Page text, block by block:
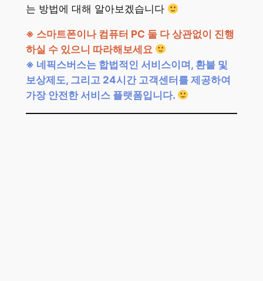
는 방법에 대해 알아보겠습니다
※ 스마트폰이나 컴퓨터 PC 둘 다 상관없이 진행
하실 수 있으니 따라해보세요
※ 네픽스버스는 합법적인 서비스이며, 환불 및
보상제도, 그리고 24시간 고객센터를 제공하여
가장 안전한 서비스 플랫폼입니다.